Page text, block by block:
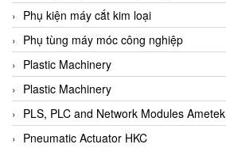
Bently Nevada
Bentone Vietnam
Bernstein Vietnam
Berthold
Bestech
Bestech
Phụ kiện máy cắt kim loại
Phụ tùng máy móc công nghiệp
Plastic Machinery
Plastic Machinery
PLS, PLC and Network Modules Ametek
Pneumatic Actuator HKC